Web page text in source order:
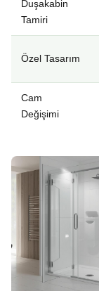
Duşakabin
Tamiri
Özel Tasarım
Cam
Değişimi